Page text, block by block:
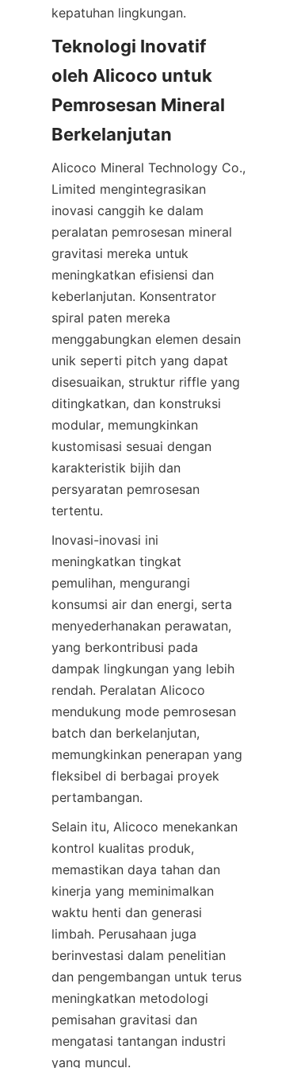
Teknologi Inovatif
oleh Alicoco untuk
Pemrosesan Mineral
Alicoco Mineral Technology Co.,
Limited mengintegrasikan
inovasi canggih ke dalam
peralatan pemrosesan mineral
gravitasi mereka untuk
meningkatkan efisiensi dan
keberlanjutan. Konsentrator
spiral paten mereka
menggabungkan elemen desain
unik seperti pitch yang dapat
disesuaikan, struktur riffle yang
ditingkatkan, dan konstruksi
modular, memungkinkan
kustomisasi sesuai dengan
karakteristik bijih dan
persyaratan pemrosesan
Inovasi-inovasi ini
meningkatkan tingkat
pemulihan, mengurangi
konsumsi air dan energi, serta
menyederhanakan perawatan,
yang berkontribusi pada
dampak lingkungan yang lebih
rendah. Peralatan Alicoco
mendukung mode pemrosesan
batch dan berkelanjutan,
memungkinkan penerapan yang
fleksibel di berbagai proyek
Selain itu, Alicoco menekankan
kontrol kualitas produk,
memastikan daya tahan dan
kinerja yang meminimalkan
waktu henti dan generasi
limbah. Perusahaan juga
berinvestasi dalam penelitian
dan pengembangan untuk terus
meningkatkan metodologi
pemisahan gravitasi dan
mengatasi tantangan industri